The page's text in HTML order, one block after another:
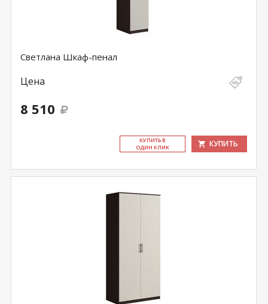
Светлана Шкаф-пенал
Цена
8 510
КУ­ПИТЬ В
ОДИН КЛИК
КУПИТЬ